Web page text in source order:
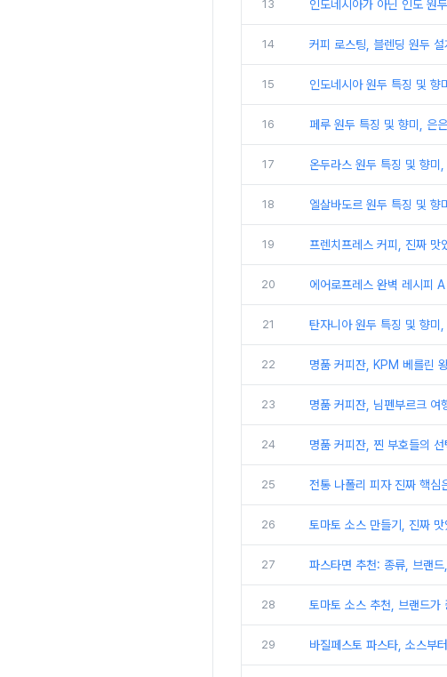
13 인도네시아가 아닌 인도 원
14 커피 로스팅, 블렌딩 원두
15 인도네시아 원두 특징 및 향
16 페루 원두 특징 및 향미, 은
17 온두라스 원두 특징 및 향미
18 엘살바도르 원두 특징 및 향
19 프렌치프레스 커피, 진짜 맛
20 에어로프레스 완벽 레시피
21 탄자니아 원두 특징 및 향미
22 명품 커피잔, KPM 베를린
23 명품 커피잔, 님펜부르크 여
24 명품 커피잔, 찐 부호들의
25 전통 나폴리 피자 진짜 핵심
26 토마토 소스 만들기, 진짜
27 파스타면 추천: 종류, 브랜
28 토마토 소스 추천, 브랜드가
29 바질페스토 파스타, 소스부